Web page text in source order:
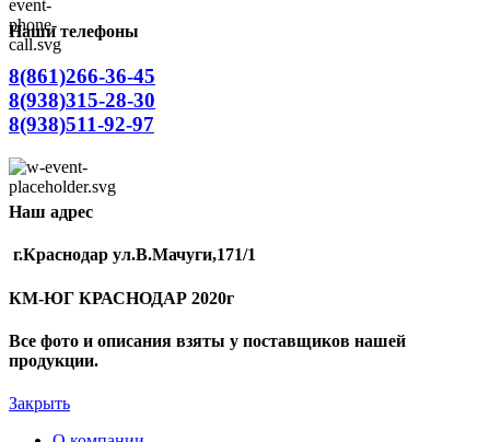
Наши телефоны
8(861)266-36-45
8(938)315-28-30
8(938)511-92-97
Наш адрес
г.Краснодар ул.В.Мачуги,171/1
КМ-ЮГ КРАСНОДАР 2020г
Все фото и описания взяты у поставщиков нашей
продукции.
Закрыть